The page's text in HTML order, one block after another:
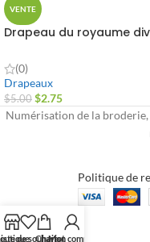
VENTE
Drapeau du royaume
(0)
Drapeaux
$5.00 $2.75
Numérisation de la
Politique de
de souhaits
Chariot
Mon compte